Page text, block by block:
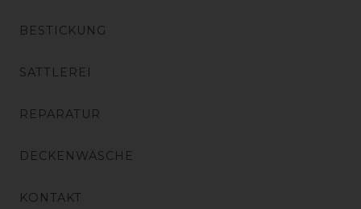
BESTICKUNG
SATTLEREI
REPARATUR
DECKENWÄSCHE
KONTAKT